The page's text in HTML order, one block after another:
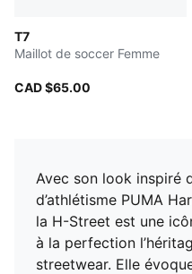
T7
Maillot de soccer Femme
CAD $65.00
Avec son look inspiré
d’athlétisme PUMA
la H-Street est une
à la perfection
streetwear. Elle